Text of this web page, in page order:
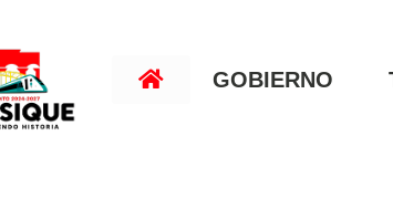
GOBIERNO